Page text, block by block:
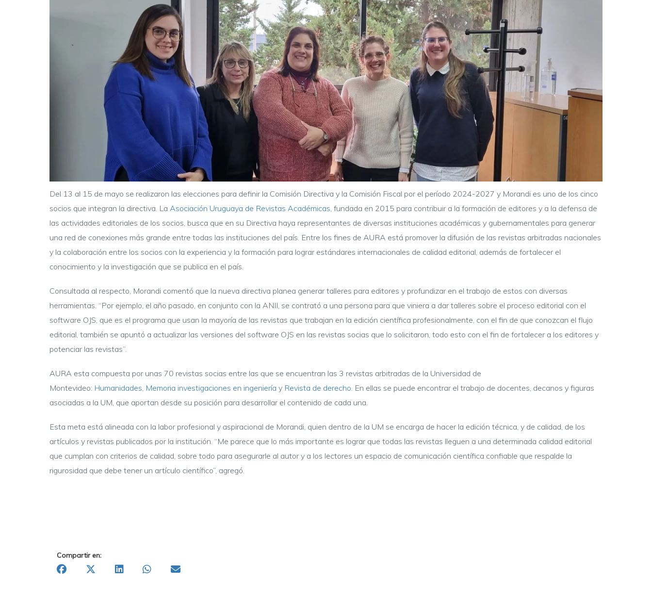
Del 13 al 15 de mayo se realizaron las elecciones para definir la Comisión Directiva y la Comisión Fiscal por el período 2024-2027 y Morandi es uno de los cinco
socios que integran la directiva. La Asociación Uruguaya de Revistas Académicas, fundada en 2015 para contribuir a la formación de editores y a la defensa de
las actividades editoriales de los socios, busca que en su Directiva haya representantes de diversas instituciones académicas y gubernamentales para generar
una red de conexiones más grande entre todas las instituciones del país. Entre los fines de AURA está promover la difusión de las revistas arbitradas nacionales
y la colaboración entre los socios con la experiencia y la formación para lograr estándares internacionales de calidad editorial, además de fortalecer el
conocimiento y la investigación que se publica en el país.
Consultada al respecto, Morandi comentó que la nueva directiva planea generar talleres para editores y profundizar en el trabajo de estos con diversas
herramientas. “Por ejemplo, el año pasado, en conjunto con la ANII, se contrató a una persona para que viniera a dar talleres sobre el proceso editorial con el
software OJS, que es el programa que usan la mayoría de las revistas que trabajan en la edición científica profesionalmente, con el fin de que conozcan el flujo
editorial, también se apuntó a actualizar las versiones del software OJS en las revistas socias que lo solicitaron, todo esto con el fin de fortalecer a los editores y
potenciar las revistas”.
AURA esta compuesta por unas 70 revistas socias entre las que se encuentran las 3 revistas arbitradas de la Universidad de
Montevideo: Humanidades, Memoria investigaciones en ingeniería y Revista de derecho. En ellas se puede encontrar el trabajo de docentes, decanos y figuras
asociadas a la UM, que aportan desde su posición para desarrollar el contenido de cada una.
Esta meta está alineada con la labor profesional y aspiracional de Morandi, quien dentro de la UM se encarga de hacer la edición técnica, y de calidad, de los
artículos y revistas publicados por la institución. “Me parece que lo más importante es lograr que todas las revistas lleguen a una determinada calidad editorial
que cumplan con criterios de calidad, sobre todo para asegurarle al autor y a los lectores un espacio de comunicación científica confiable que respalde la
rigurosidad que debe tener un artículo científico”, agregó.
Compartir en: